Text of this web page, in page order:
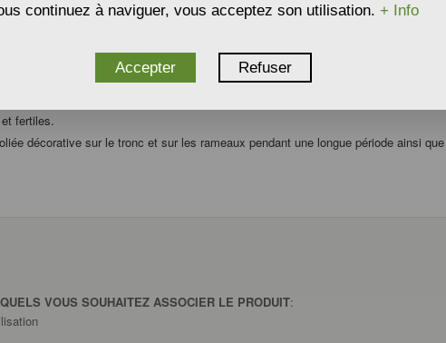
heures. Laisser égoutter les graines sans qu’elles se sèchent et
fertiles.
décorative sur le tronc et sur les rameaux pendant une longue période ainsi
VOUS SOUHAITEZ ASSOCIER LE PRODUIT:
continuez à naviguer, vous acceptez son utilisation. + Info
Accepter Refuser